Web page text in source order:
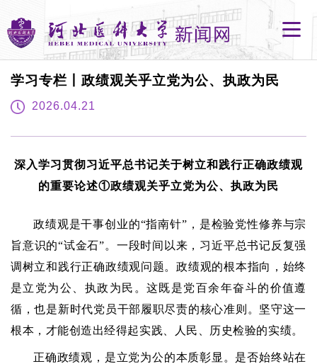
学习专栏丨政绩观关乎立党为公、执政为民
2026.04.21
深入学习贯彻习近平总书记关于树立和践行正确政绩观
的重要论述①政绩观关乎立党为公、执政为民
政绩观是干事创业的“指南针”，是检验党性修养与宗
旨意识的“试金石”。一段时间以来，习近平总书记反复强
调树立和践行正确政绩观问题。政绩观的根本指向，始终
是立党为公、执政为民。这既是党百余年奋斗的价值遵
循，也是新时代党员干部履职尽责的核心准则。坚守这一
根本，才能创造出经得起实践、人民、历史检验的实绩。
正确政绩观，是立党为公的本质彰显。是否始终站在